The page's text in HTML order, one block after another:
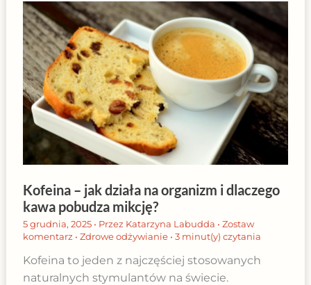
Kofeina – jak działa na organizm i dlaczego
kawa pobudza mikcję?
5 grudnia, 2025 • Przez Katarzyna Labudda • Zostaw
komentarz • Zdrowe odżywianie• 3 minut(y) czytania
Kofeina to jeden z najczęściej stosowanych
naturalnych stymulantów na świecie.